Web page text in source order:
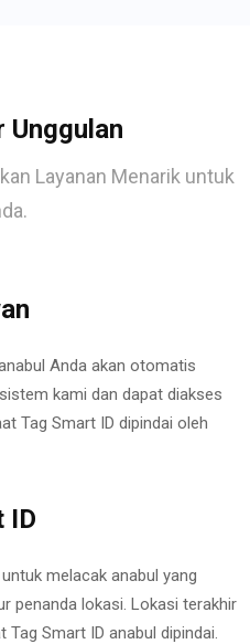
Unggulan
Layanan Menarik untuk
Anda akan otomatis
kami dan dapat diakses
Tag Smart ID dipindai oleh
ID
melacak anabul yang
penanda lokasi. Lokasi terakhir
Tag Smart ID anabul dipindai.